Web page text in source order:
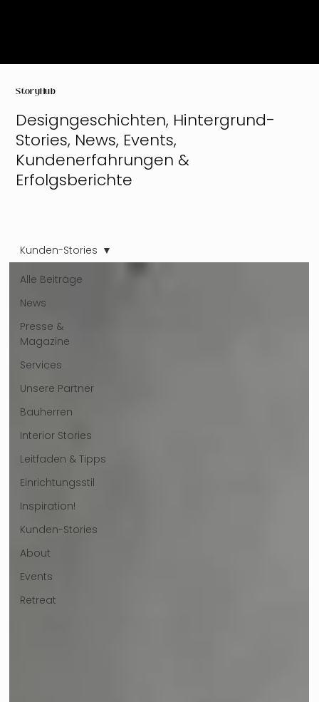
StoryHub
Designgeschichten, Hintergrund-
Stories, News, Events,
Kundenerfahrungen &
Erfolgsberichte
Alle Beiträge
News
Presse &
Magazine
Services
Unsere Partner
Bauherren
Interior Stories
Leitfaden & Tipps
Einrichtungsstil
Inspiration!
Kunden-Stories
About
Events
Retreat
Kunden-Stories